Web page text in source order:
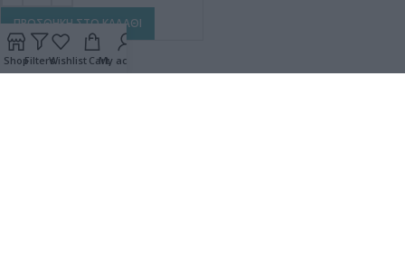
ΠΡΟΣΘΗΚΗ ΣΤΟ ΚΑΛΑΘΙ
ShopFiltersWishlist CartMy account